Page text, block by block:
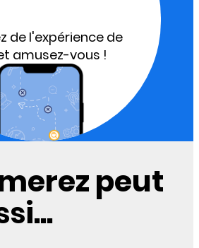
de l'expérience de
amusez-vous !
peut